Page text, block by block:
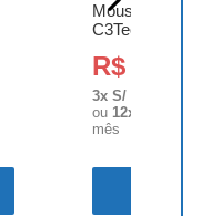
Mouse
C3Tech
R$ 69,00
3x S/ JUROS
ou 12x com
mês